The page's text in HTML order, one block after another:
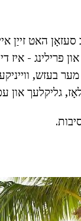
סעזאָן האט זייַן
פרילינג - איז
בעזש,
גליקלעך און